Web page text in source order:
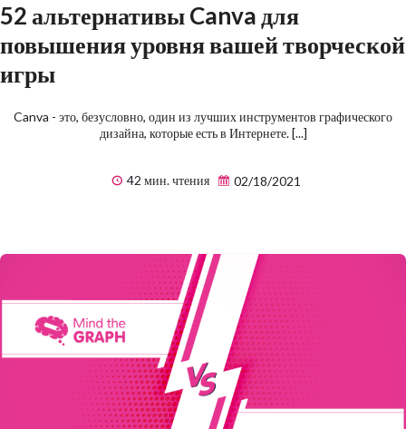
52 альтернативы Canva для
повышения уровня вашей творческой
игры
Canva - это, безусловно, один из лучших инструментов графического
дизайна, которые есть в Интернете. [...]
42 мин. чтения 02/18/2021